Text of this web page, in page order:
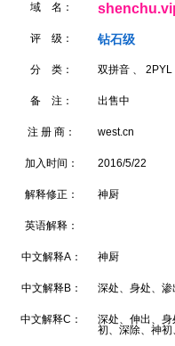
域 名：
评 级： 钻石级
分 类： 双拼音 、 2PYL
备 注： 出售中
注 册 商： west.cn
加入时间： 2016/5/22
解释修正： 神厨
英语解释：
中文解释A： 神厨
中文解释B： 深处、身处、渗
中文解释C：
深处、伸出、
初、深除、神初